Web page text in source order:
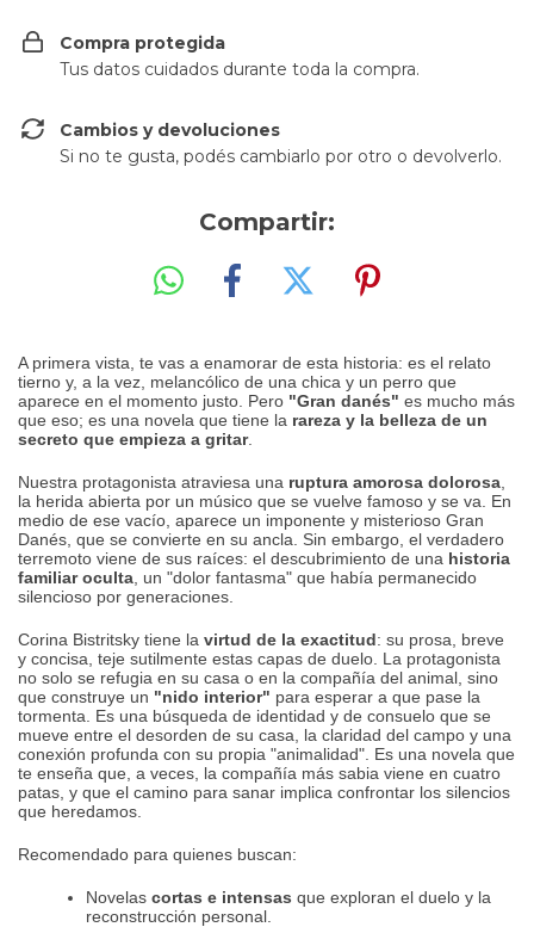
Compra protegida
Tus datos cuidados durante toda la compra.
Cambios y devoluciones
Si no te gusta, podés cambiarlo por otro o devolverlo.
Compartir:
A primera vista, te vas a enamorar de esta historia: es el relato
tierno y, a la vez, melancólico de una chica y un perro que
aparece en el momento justo. Pero "Gran danés" es mucho más
que eso; es una novela que tiene la rareza y la belleza de un
secreto que empieza a gritar.
Nuestra protagonista atraviesa una ruptura amorosa dolorosa
la herida abierta por un músico que se vuelve famoso y se va. En
medio de ese vacío, aparece un imponente y misterioso Gran
Danés, que se convierte en su ancla. Sin embargo, el verdadero
terremoto viene de sus raíces: el descubrimiento de una historia
familiar oculta , un "dolor fantasma" que había permanecido
silencioso por generaciones.
Corina Bistritsky tiene la virtud de la exactitud: su prosa, breve
y concisa, teje sutilmente estas capas de duelo. La protagonista
no solo se refugia en su casa o en la compañía del animal, sino
que construye un "nido interior" para esperar a que pase la
tormenta. Es una búsqueda de identidad y de consuelo que se
mueve entre el desorden de su casa, la claridad del campo y una
conexión profunda con su propia "animalidad". Es una novela que
te enseña que, a veces, la compañía más sabia viene en cuatro
patas, y que el camino para sanar implica confrontar los silencios
que heredamos.
Recomendado para quienes buscan:
Novelas cortas e intensas que exploran el duelo y la
reconstrucción personal.